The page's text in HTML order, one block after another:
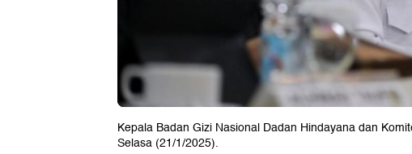
Kepala Badan Gizi Nasional Dadan Hindayana dan
Selasa (21/1/2025).